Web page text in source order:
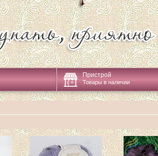
Пристрой
Товары в наличии